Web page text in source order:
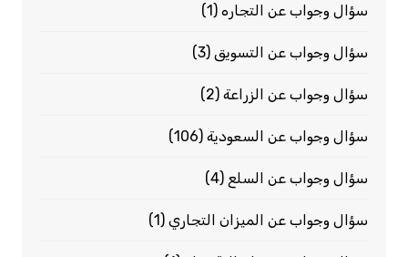
سؤال وجواب عن التجاره(1)
سؤال وجواب عن التسويق (3)
سؤال وجواب عن الزراعة(2)
سؤال وجواب عن السعودية(106)
سؤال وجواب عن السلع (4)
سؤال وجواب عن الميزان التجاري(1)